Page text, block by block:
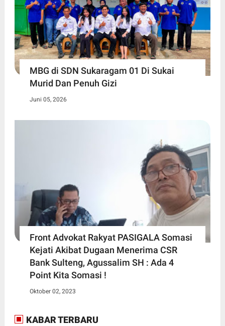
MBG di SDN Sukaragam 01 Di Sukai
Murid Dan Penuh Gizi
Juni 05, 2026
Front Advokat Rakyat PASIGALA Somasi
Kejati Akibat Dugaan Menerima CSR
Bank Sulteng, Agussalim SH : Ada 4
Point Kita Somasi !
Oktober 02, 2023
KABAR TERBARU